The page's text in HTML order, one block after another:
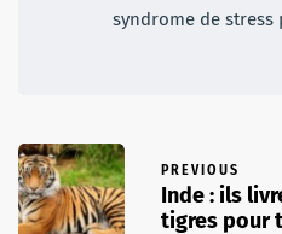
syndrome de stress
PREVIOUS
Inde : ils
tigres pour